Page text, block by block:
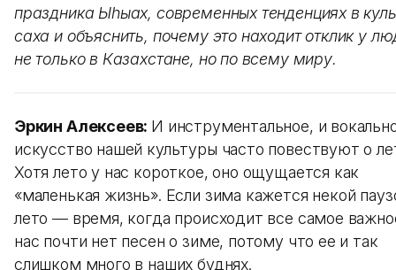
праздника Ыhыах, современных тенденциях в
саха и объяснить, почему это находит отклик у
не только в Казахстане, но по всему миру.
Эркин Алексеев: И инструментальное, и
искусство нашей культуры часто повествуют о
Хотя лето у нас короткое, оно ощущается как
«маленькая жизнь». Если зима кажется некой
лето — время, когда происходит все самое
нас почти нет песен о зиме, потому что ее и так
слишком много в наших буднях.